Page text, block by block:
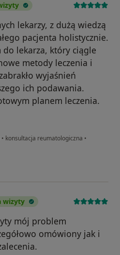
lekarzy, z dużą wiedzą
pacjenta holistycznie.
do lekarza, który ciągle
metody leczenia i
wyjaśnień
ich podawania.
planem leczenia.
• konsultacja reumatologiczna •
wizyty
mój problem
omówiony jak i